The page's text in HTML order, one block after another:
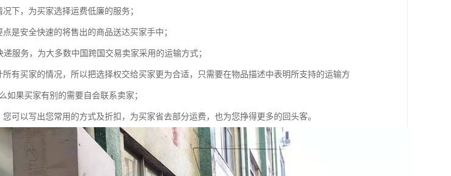
下，为买家选择运费低廉的服务；
是安全快速的将售出的商品送达买家手中；
服务，为大多数中国跨国交易卖家采用的运输方式；
有买家的情况，所以把选择权交给买家更为合适，只需要在物品描述中表明所支持的运输方
如果买家有别的需要自会联系卖家；
可以写出您常用的方式及折扣，为买家省去部分运费，也为您挣得更多的回头客。